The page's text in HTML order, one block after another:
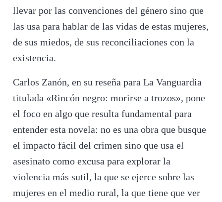
llevar por las convenciones del género sino que
las usa para hablar de las vidas de estas mujeres,
de sus miedos, de sus reconciliaciones con la
existencia.
Carlos Zanón, en su reseña para La Vanguardia
titulada «Rincón negro: morirse a trozos», pone
el foco en algo que resulta fundamental para
entender esta novela: no es una obra que busque
el impacto fácil del crimen sino que usa el
asesinato como excusa para explorar la
violencia más sutil, la que se ejerce sobre las
mujeres en el medio rural, la que tiene que ver